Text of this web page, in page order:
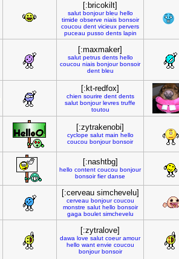
[:bricokilt]
salut bonjour bleu hello
timide observe niais bonsoir
coucou dent vicieux pervers
puceau pusso dents lapin
[:maxmaker]
salut petrus dents hello
coucou niais bonjour bonsoir
dent bleu
[:kt-redfox]
chien sourire dent dents
salut bonjour levres truffe
toutou
[:zytrakenobi]
cyclope salut main hello
coucou bonjour bonsoir
[:nashtbg]
hello content coucou bonjour
bonsoir fier danse
[:cerveau simchevelu]
cerveau bonjour coucou
monstre salut hello bonsoir
gaga boulet simchevelu
[:zytralove]
dawa love salut coeur amour
hello want envie coucou
bonjour bonsoir